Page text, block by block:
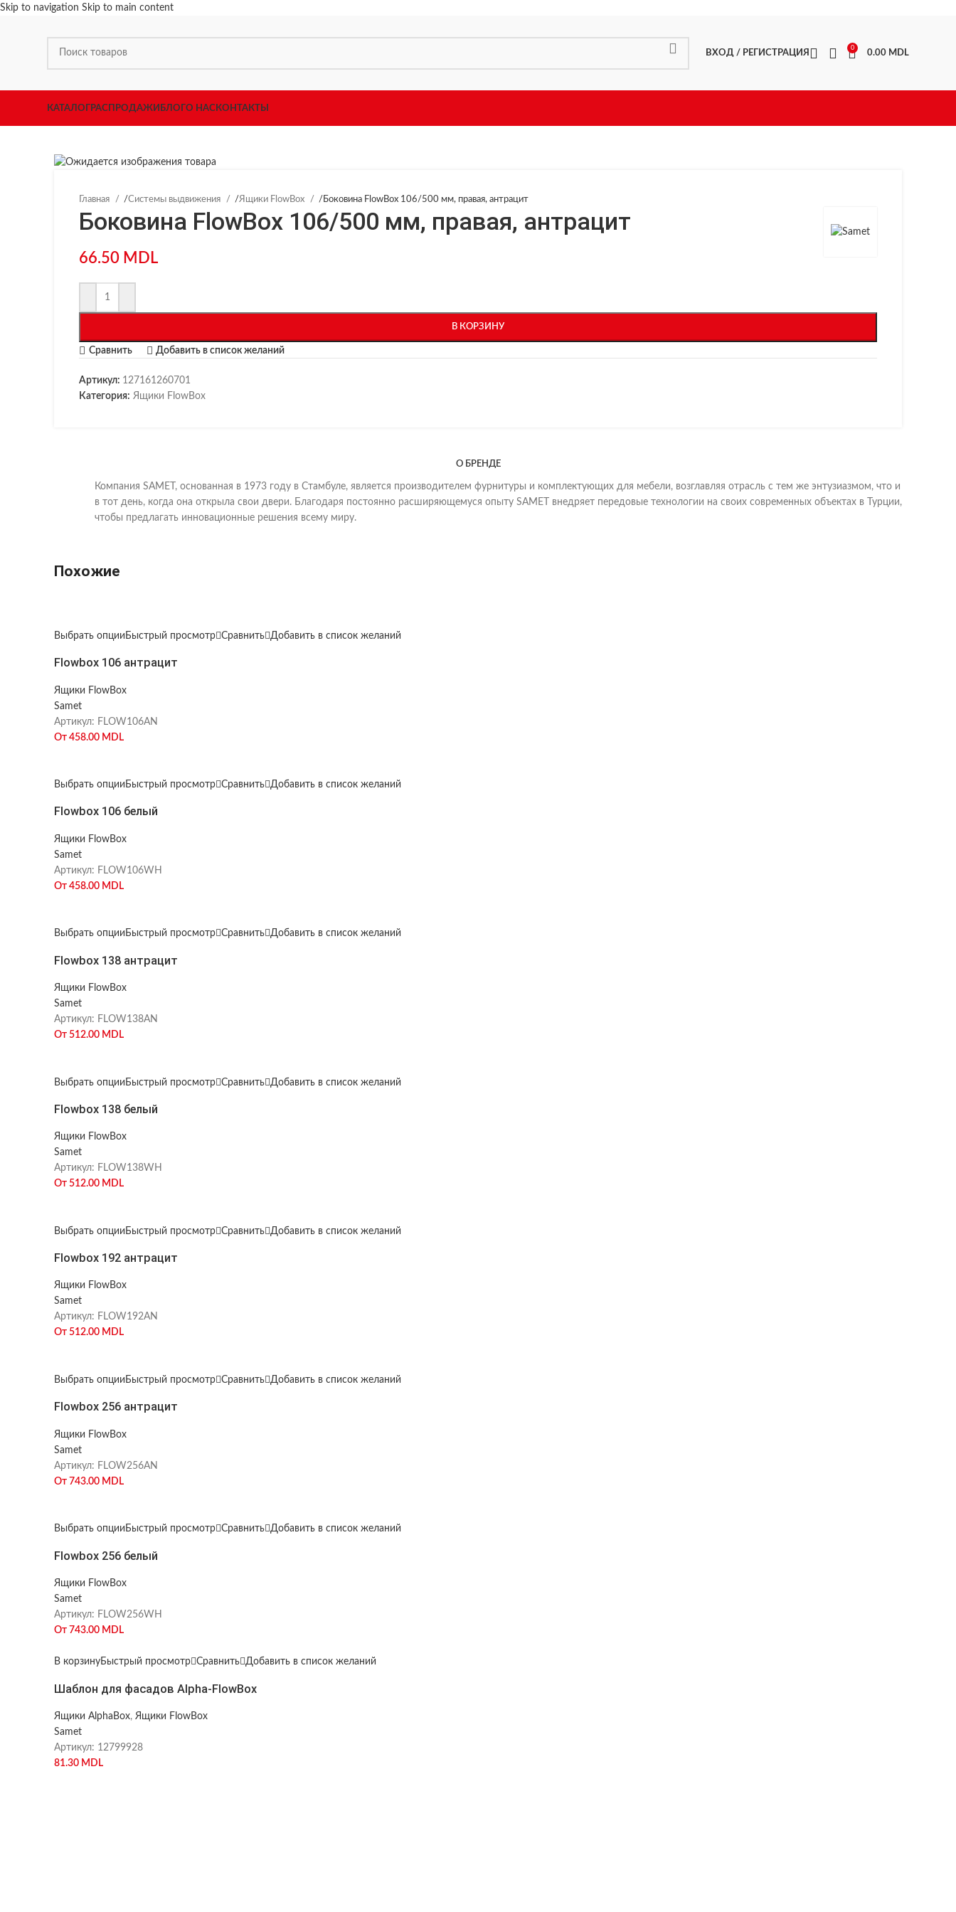
Skip to navigation Skip to main content
ВХОД / РЕГИСТРАЦИЯ
0
0.00 MDL
КАТАЛОГРАСПРОДАЖИ БЛОГО НАСКОНТАКТЫ
Главная /Системы выдвижения /Ящики FlowBox / Боковина FlowBox 106/500 мм, правая, антрацит
Боковина FlowBox 106/500 мм, правая, антрацит
66.50 MDL
В КОРЗИНУ
Сравнить Добавить в список желаний
Артикул: 127161260701
Категория: Ящики FlowBox
О БРЕНДЕ
Компания SAMET, основанная в 1973 году в Стамбуле, является производителем фурнитуры и комплектующих для мебели, возглавляя отрасль с тем же энтузиазмом, что и
в тот день, когда она открыла свои двери. Благодаря постоянно расширяющемуся опыту SAMET внедряет передовые технологии на своих современных объектах в Турции,
чтобы предлагать инновационные решения всему миру.
Похожие
Выбрать опции Быстрый просмотр Сравнить Добавить в список желаний
Flowbox 106 антрацит
Ящики FlowBox
Samet
Артикул: FLOW106AN
От 458.00 MDL
Выбрать опции Быстрый просмотр Сравнить Добавить в список желаний
Flowbox 106 белый
Ящики FlowBox
Samet
Артикул: FLOW106WH
От 458.00 MDL
Выбрать опции Быстрый просмотр Сравнить Добавить в список желаний
Flowbox 138 антрацит
Ящики FlowBox
Samet
Артикул: FLOW138AN
От 512.00 MDL
Выбрать опции Быстрый просмотр Сравнить Добавить в список желаний
Flowbox 138 белый
Ящики FlowBox
Samet
Артикул: FLOW138WH
От 512.00 MDL
Выбрать опции Быстрый просмотр Сравнить Добавить в список желаний
Flowbox 192 антрацит
Ящики FlowBox
Samet
Артикул: FLOW192AN
От 512.00 MDL
Выбрать опции Быстрый просмотр Сравнить Добавить в список желаний
Flowbox 256 антрацит
Ящики FlowBox
Samet
Артикул: FLOW256AN
От 743.00 MDL
Выбрать опции Быстрый просмотр Сравнить Добавить в список желаний
Flowbox 256 белый
Ящики FlowBox
Samet
Артикул: FLOW256WH
От 743.00 MDL
В корзинуБыстрый просмотр Сравнить Добавить в список желаний
Шаблон для фасадов Alpha-FlowBox
Ящики AlphaBox, Ящики FlowBox
Samet
Артикул: 12799928
81.30 MDL